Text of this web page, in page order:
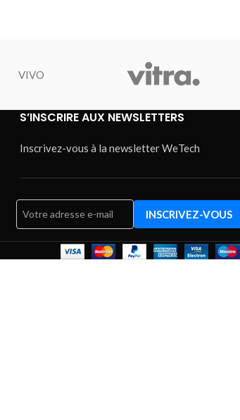
VIVO
S’INSCRIRE AUX NEWSLETTERS
Inscrivez-vous à la newsletter WeTech